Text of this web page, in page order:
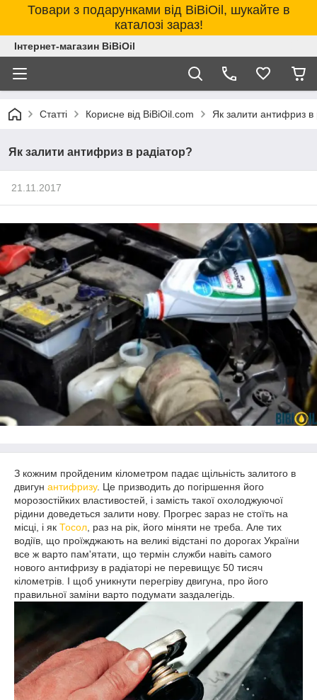
Товари з подарунками від BiBiOil, шукайте в
каталозі зараз!
Інтернет-магазин BiBiOil
Статті Корисне від BiBiOil.com Як залити антифриз в
Як залити антифриз в радіатор?
21.11.2017
З кожним пройденим кілометром падає щільність залитого в
двигун антифризу. Це призводить до погіршення його
морозостійких властивостей, і замість такої охолоджуючої
рідини доведеться залити нову. Прогрес зараз не стоїть на
місці, і як Тосол , раз на рік, його міняти не треба. Але тих
водіїв, що проїжджають на великі відстані по дорогах України
все ж варто пам'ятати, що термін служби навіть самого
нового антифризу в радіаторі не перевищує 50 тисяч
кілометрів. І щоб уникнути перегріву двигуна, про його
правильної заміни варто подумати заздалегідь.